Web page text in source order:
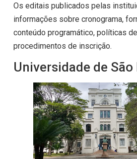
Os editais publicados pelas
informações sobre cronograma,
conteúdo programático, políticas
procedimentos de inscrição.
Universidade de São